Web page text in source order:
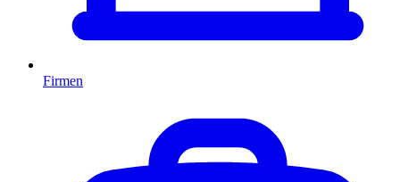
Firmen